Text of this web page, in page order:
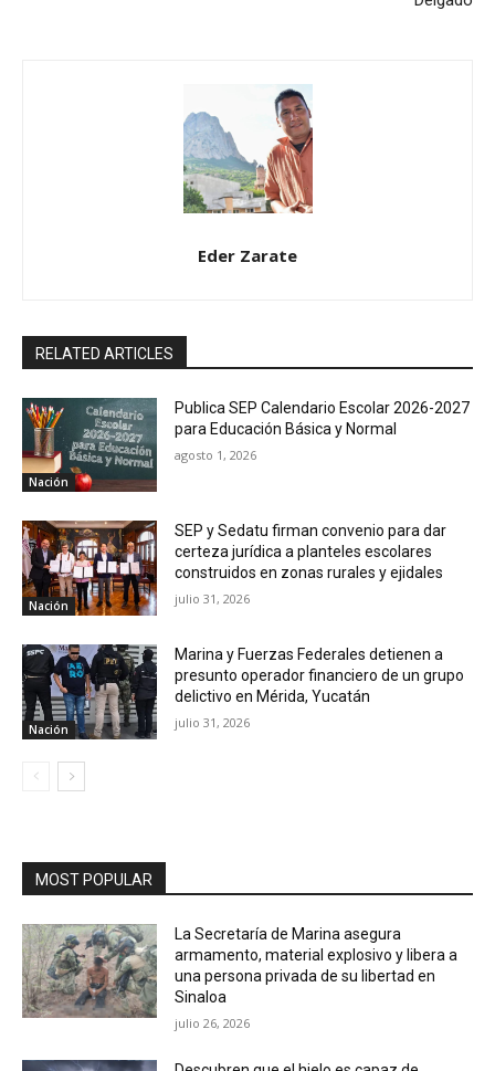
Eder Zarate
RELATED ARTICLES
Nación
Publica SEP Calendario Escolar 2026-2027
para Educación Básica y Normal
agosto 1, 2026
Nación
SEP y Sedatu firman convenio para dar
certeza jurídica a planteles escolares
construidos en zonas rurales y ejidales
julio 31, 2026
Nación
Marina y Fuerzas Federales detienen a
presunto operador financiero de un grupo
delictivo en Mérida, Yucatán
julio 31, 2026
MOST POPULAR
La Secretaría de Marina asegura
armamento, material explosivo y libera a
una persona privada de su libertad en
Sinaloa
julio 26, 2026